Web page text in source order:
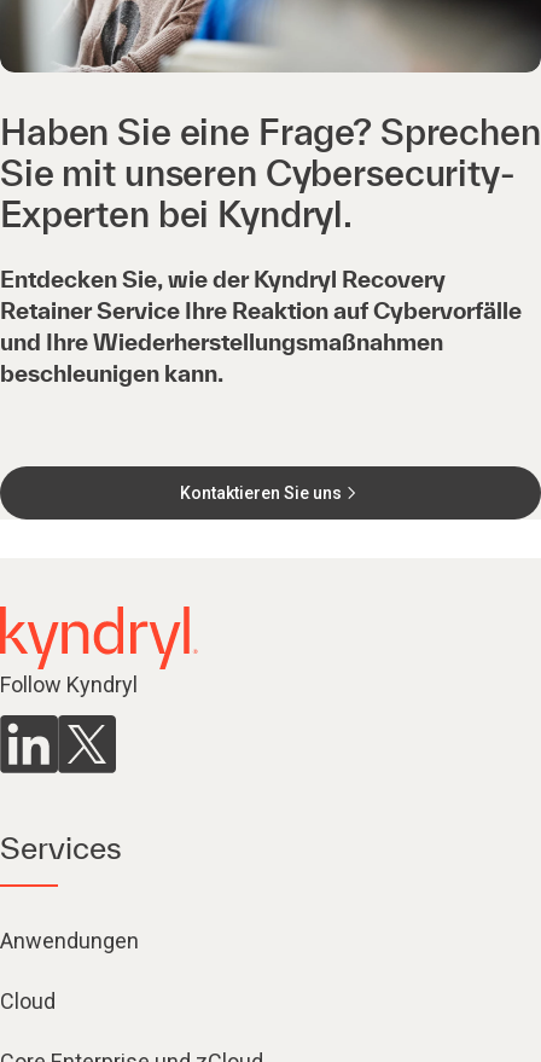
Haben Sie eine Frage? Sprechen
Sie mit unseren Cybersecurity-
Experten bei Kyndryl.
Entdecken Sie, wie der Kyndryl Recovery
Retainer Service Ihre Reaktion auf Cybervorfälle
und Ihre Wiederherstellungsmaßnahmen
beschleunigen kann.
Kontaktieren Sie uns
Follow Kyndryl
Services
Anwendungen
Cloud